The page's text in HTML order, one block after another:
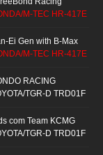
M-TEC HR-417E
Ei Gen with B-Max
M-TEC HR-417E
RACING
TGR-D TRD01F
com Team KCMG
TGR-D TRD01F